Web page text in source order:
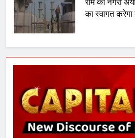
राम की नगरी
का स्वागत करेगा
6
उत्तर प्रदेश में
बढ़ा पंचायतों का
7